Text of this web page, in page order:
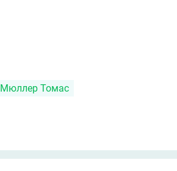
Мюллер Томас